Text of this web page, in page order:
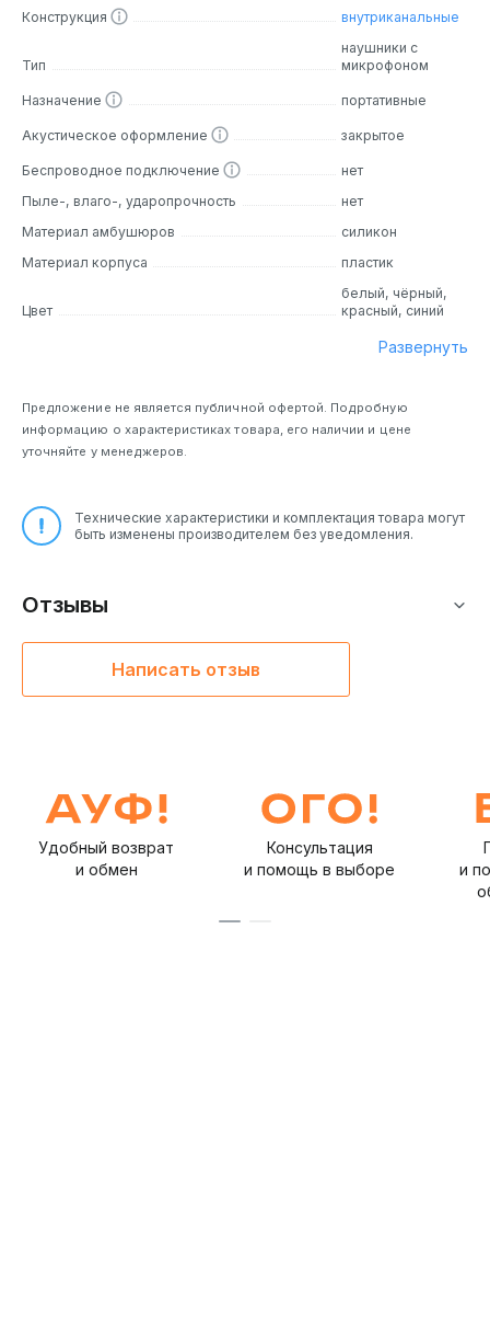
Конструкция внутриканальные
Тип
наушники с
микрофоном
Назначение портативные
Акустическое оформление закрытое
Беспроводное подключение
нет
Пыле-, влаго-, ударопрочность
нет
Материал амбушюров
силикон
Материал корпуса
пластик
Цвет
белый, чёрный,
красный, синий
Развернуть
Предложение не является публичной офертой. Подробную
информацию о характеристиках товара, его наличии и цене
уточняйте у менеджеров.
Технические характеристики и комплектация товара могут
быть изменены производителем без уведомления.
Отзывы
Написать отзыв
Удобный возврат
и обмен
Консультация
и помощь в выборе
и